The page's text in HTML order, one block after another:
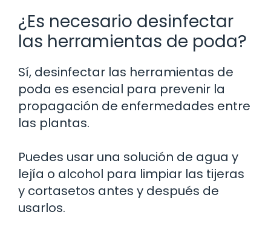
¿Es necesario desinfectar
las herramientas de poda?
Sí, desinfectar las herramientas de
poda es esencial para prevenir la
propagación de enfermedades entre
las plantas.
Puedes usar una solución de agua y
lejía o alcohol para limpiar las tijeras
y cortasetos antes y después de
usarlos.